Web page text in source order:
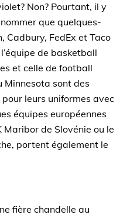
Non? Pourtant, il y
que quelques-
Cadbury, FedEx et Taco
de basketball
et celle de football
Minnesota sont des
leurs uniformes avec
équipes européennes
de Slovénie ou le
portent également le
fière chandelle au